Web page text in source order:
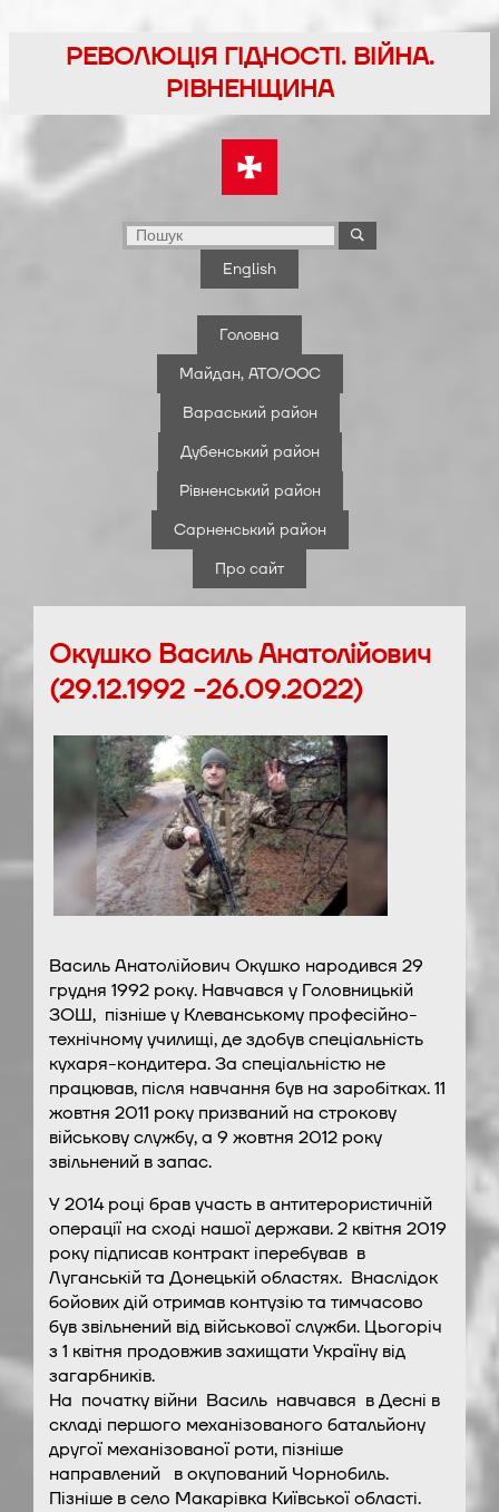
РЕВОЛЮЦІЯ ГІДНОСТІ. ВІЙНА.
РІВНЕНЩИНА
English
Головна
Майдан, АТО/ООС
Вараський район
Дубенський район
Рівненський район
Сарненський район
Про сайт
Окушко Василь Анатолійович
(29.12.1992 -26.09.2022)
Василь Анатолійович Окушко народився 29
грудня 1992 року. Навчався у Головницькій
ЗОШ, пізніше у Клеванському професійно-
технічному училищі, де здобув спеціальність
кухаря-кондитера. За спеціальністю не
працював, після навчання був на заробітках. 11
жовтня 2011 року призваний на строкову
військову службу, а 9 жовтня 2012 року
звільнений в запас.
У 2014 році брав участь в антитерористичній
операції на сході нашої держави. 2 квітня 2019
року підписав контракт іперебував в
Луганській та Донецькій областях. Внаслідок
бойових дій отримав контузію та тимчасово
був звільнений від військової служби. Цьогоріч
з 1 квітня продовжив захищати Україну від
загарбників.
На початку війни Василь навчався в Десні в
складі першого механізованого батальйону
другої механізованої роти, пізніше
направлений в окупований Чорнобиль.
Пізніше в село Макарівка Київської області.